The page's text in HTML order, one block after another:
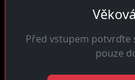
Před vstupem potvrďte
pouze